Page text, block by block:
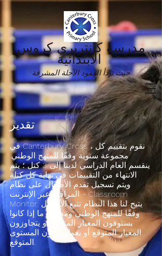
مدرسة كانتربري كروس
الابتدائية
حيث تبدأ العقود الآجلة المشرقة
تقدير
في Canterbury Cross ، نقوم بتقييم كل
مجموعة سنوية وفقًا للمنهج الوطني.
ينقسم العام الدراسي لدينا إلى 3 كتل ؛ يتم
الانتهاء من التقييمات في نهاية كل كتلة
ويتم تسجيل تقدم الأطفال على نظام
المراقبة عبر الإنترنت - Classroom
Monitor. يتيح لنا هذا النظام تتبع الأطفال
وفقًا للمنهج الوطني ومعرفة ما إذا كانوا
يستوفون المعيار المتوقع أو يتجاوزون
المعيار المتوقع أو يعملون دون المستوى
المتوقع.